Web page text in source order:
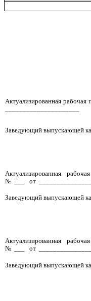
Актуализированная
Заведующий выпускающей
Актуализированная
№ ___ от
Актуализированная
№ ___ от
Заведующий выпускающей
Заведующий выпускающей